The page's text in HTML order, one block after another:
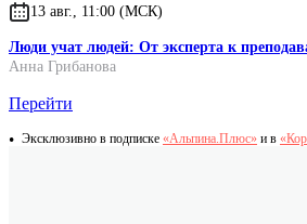
13 авг., 11:00 (МСК)
Люди учат людей: От эксперта к
Анна Грибанова
Перейти
Эксклюзивно в подписке «Альпина.Плюс» и в